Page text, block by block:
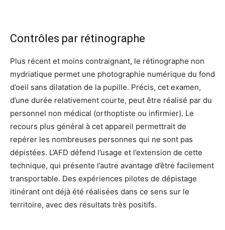
Contrôles par rétinographe
Plus récent et moins contraignant, le rétinographe non
mydriatique permet une photographie numérique du fond
d’oeil sans dilatation de la pupille. Précis, cet examen,
d’une durée relativement courte, peut être réalisé par du
personnel non médical (orthoptiste ou infirmier). Le
recours plus général à cet appareil permettrait de
repérer les nombreuses personnes qui ne sont pas
dépistées. L’AFD défend l’usage et l’extension de cette
technique, qui présente l’autre avantage d’être facilement
transportable. Des expériences pilotes de dépistage
itinérant ont déjà été réalisées dans ce sens sur le
territoire, avec des résultats très positifs.